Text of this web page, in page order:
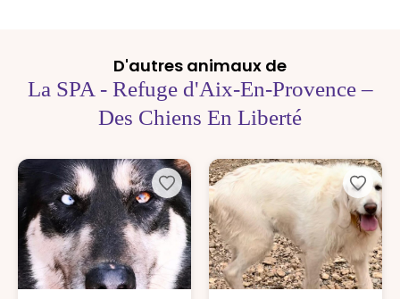
D'autres animaux de
La SPA - Refuge d'Aix-En-Provence –
Des Chiens En Liberté